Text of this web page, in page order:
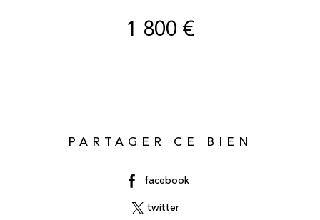
1 800 €
PARTAGER CE BIEN
facebook
twitter